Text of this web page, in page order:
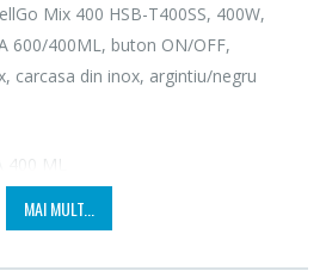
Mix 400 HSB-T400SS, 400W,
600/400ML, buton ON/OFF,
carcasa din inox, argintiu/negru
400 ML
MAI MULT...